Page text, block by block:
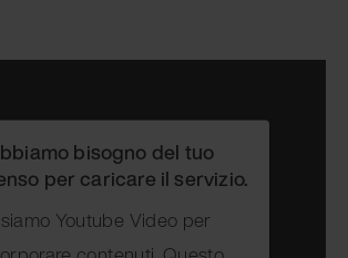
bisogno del tuo
per caricare il servizio.
Youtube Video per